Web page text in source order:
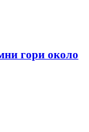
гори около